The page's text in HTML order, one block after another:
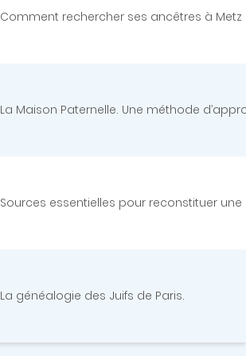
Comment rechercher ses ancêtres à Metz
La Maison Paternelle. Une méthode
Sources essentielles pour reconstituer
La généalogie des Juifs de Paris.